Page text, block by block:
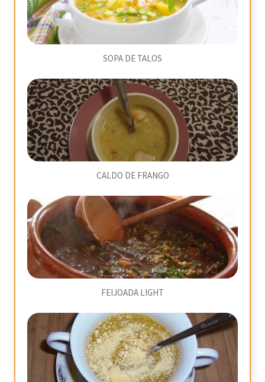
SOPA DE TALOS
CALDO DE FRANGO
FEIJOADA LIGHT